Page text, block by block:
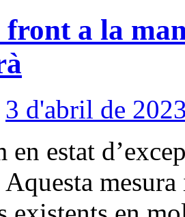
a la
3 d'abril de
en estat